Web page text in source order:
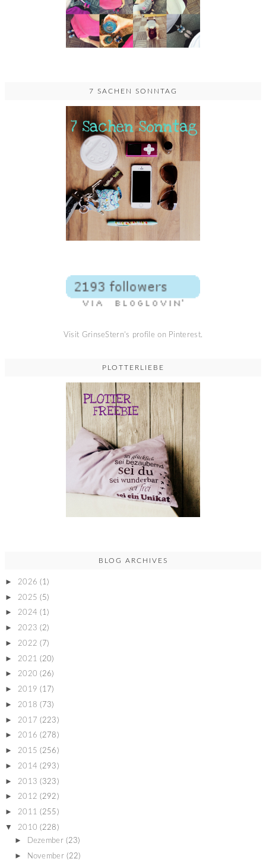
7 SACHEN SONNTAG
Visit GrinseStern's profile on Pinterest.
PLOTTERLIEBE
BLOG ARCHIVES
► 2026 (1)
► 2025 (5)
► 2024 (1)
► 2023 (2)
► 2022 (7)
► 2021 (20)
► 2020 (26)
► 2019 (17)
► 2018 (73)
► 2017 (223)
► 2016 (278)
► 2015 (256)
► 2014 (293)
► 2013 (323)
► 2012 (292)
► 2011 (255)
▼ 2010 (228)
► Dezember (23)
► November (22)